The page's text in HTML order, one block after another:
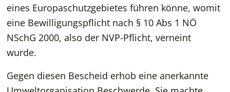
eines Europaschutzgebietes führen könne, womit
eine Bewilligungspflicht nach § 10 Abs 1 NÖ
NSchG 2000, also der NVP-Pflicht, verneint
wurde.
Gegen diesen Bescheid erhob eine anerkannte